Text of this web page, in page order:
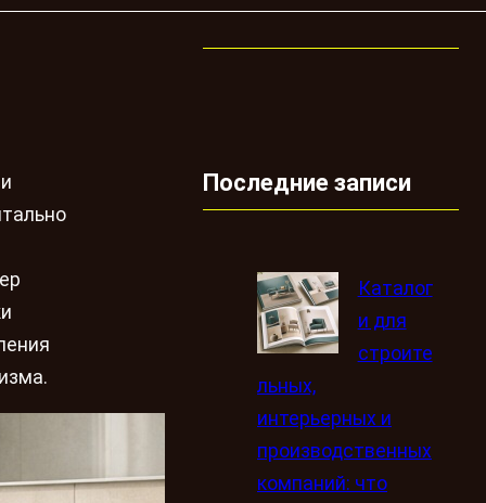
Последние записи
Каталог
и для
строите
льных,
интерьерных и
производственных
компаний: что